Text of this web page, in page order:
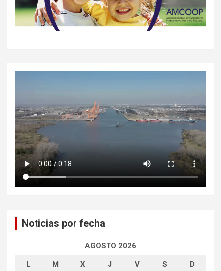
Noticias por fecha
AGOSTO 2026
L M X J V S D